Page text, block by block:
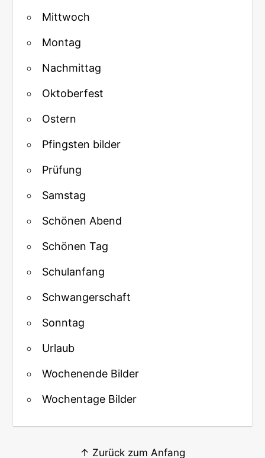
Mittwoch
Montag
Nachmittag
Oktoberfest
Ostern
Pfingsten bilder
Prüfung
Samstag
Schönen Abend
Schönen Tag
Schulanfang
Schwangerschaft
Sonntag
Urlaub
Wochenende Bilder
Wochentage Bilder
↑ Zurück zum Anfang